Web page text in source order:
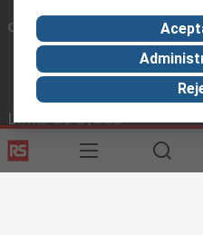
Conectar con nosotros
Links de ayuda
Servicios
Registrarse
Acerca de RS
Acerca de RS